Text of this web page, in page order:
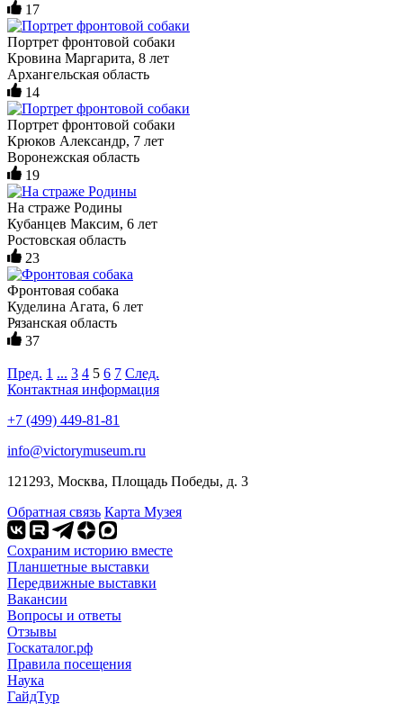
17
Портрет фронтовой собаки
Кровина Маргарита, 8 лет
Архангельская область
14
Портрет фронтовой собаки
Крюков Александр, 7 лет
Воронежская область
19
На страже Родины
Кубанцев Максим, 6 лет
Ростовская область
23
Фронтовая собака
Куделина Агата, 6 лет
Рязанская область
37
Пред. 1 ... 3 4 5 6 7 След.
Контактная информация
+7 (499) 449-81-81
info@victorymuseum.ru
121293, Москва, Площадь Победы, д. 3
Обратная связь Карта Музея
Сохраним историю вместе
Планшетные выставки
Передвижные выставки
Вакансии
Вопросы и ответы
Отзывы
Госкаталог.рф
Правила посещения
Наука
ГайдТур